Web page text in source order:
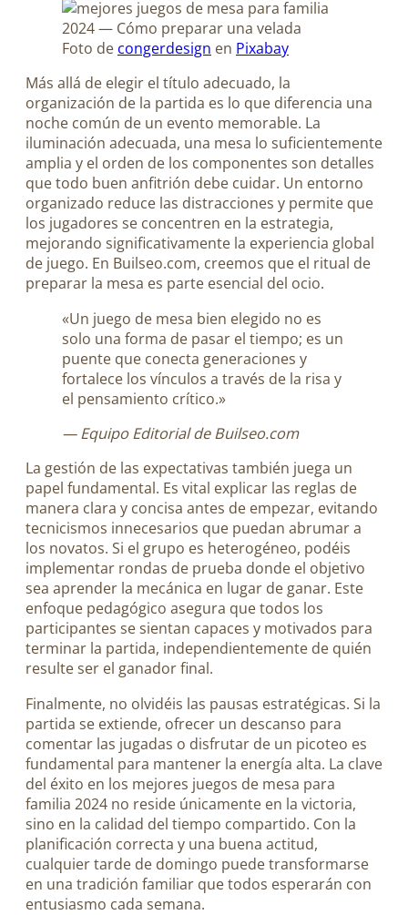
Foto de congerdesign en Pixabay
Más allá de elegir el título adecuado, la
organización de la partida es lo que diferencia una
noche común de un evento memorable. La
iluminación adecuada, una mesa lo suficientemente
amplia y el orden de los componentes son detalles
que todo buen anfitrión debe cuidar. Un entorno
organizado reduce las distracciones y permite que
los jugadores se concentren en la estrategia,
mejorando significativamente la experiencia global
de juego. En Builseo.com, creemos que el ritual de
preparar la mesa es parte esencial del ocio.
«Un juego de mesa bien elegido no es
solo una forma de pasar el tiempo; es un
puente que conecta generaciones y
fortalece los vínculos a través de la risa y
el pensamiento crítico.»
— Equipo Editorial de Builseo.com
La gestión de las expectativas también juega un
papel fundamental. Es vital explicar las reglas de
manera clara y concisa antes de empezar, evitando
tecnicismos innecesarios que puedan abrumar a
los novatos. Si el grupo es heterogéneo, podéis
implementar rondas de prueba donde el objetivo
sea aprender la mecánica en lugar de ganar. Este
enfoque pedagógico asegura que todos los
participantes se sientan capaces y motivados para
terminar la partida, independientemente de quién
resulte ser el ganador final.
Finalmente, no olvidéis las pausas estratégicas. Si la
partida se extiende, ofrecer un descanso para
comentar las jugadas o disfrutar de un picoteo es
fundamental para mantener la energía alta. La clave
del éxito en los mejores juegos de mesa para
familia 2024 no reside únicamente en la victoria,
sino en la calidad del tiempo compartido. Con la
planificación correcta y una buena actitud,
cualquier tarde de domingo puede transformarse
en una tradición familiar que todos esperarán con
entusiasmo cada semana.